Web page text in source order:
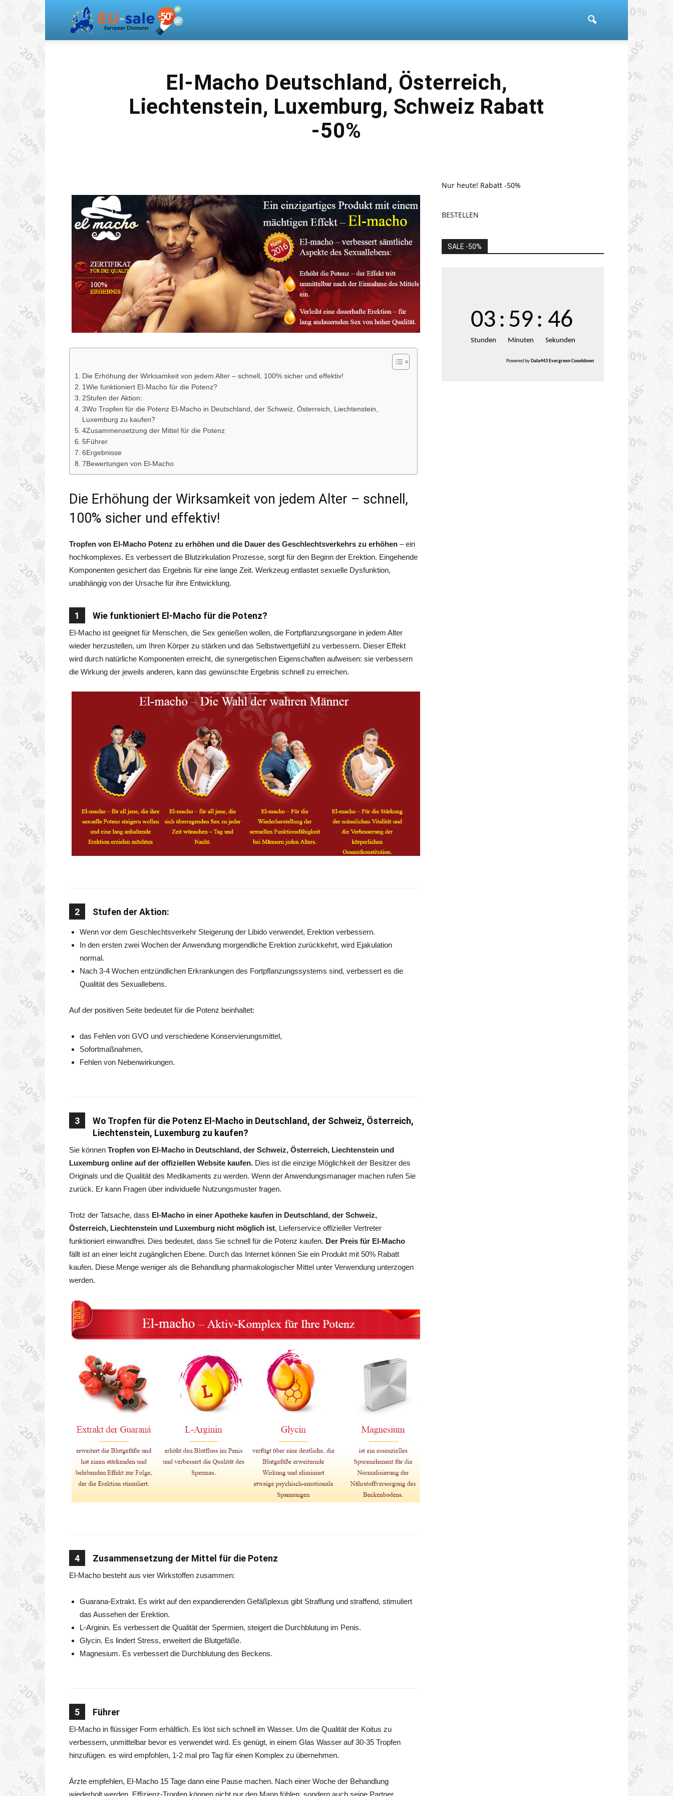
El-Macho Deutschland, Österreich,
Liechtenstein, Luxemburg, Schweiz Rabatt
-50%
Die Erhöhung der Wirksamkeit von jedem Alter – schnell, 100% sicher und effektiv!
1Wie funktioniert El-Macho für die Potenz?
2Stufen der Aktion:
3Wo Tropfen für die Potenz El-Macho in Deutschland, der Schweiz, Österreich, Liechtenstein,
Luxemburg zu kaufen?
4Zusammensetzung der Mittel für die Potenz
5Führer
6Ergebnisse
7Bewertungen von El-Macho
Die Erhöhung der Wirksamkeit von jedem Alter – schnell,
100% sicher und effektiv!
Tropfen von El-Macho Potenz zu erhöhen und die Dauer des Geschlechtsverkehrs zu erhöhen – ein
hochkomplexes. Es verbessert die Blutzirkulation Prozesse, sorgt für den Beginn der Erektion. Eingehende
Komponenten gesichert das Ergebnis für eine lange Zeit. Werkzeug entlastet sexuelle Dysfunktion,
unabhängig von der Ursache für ihre Entwicklung.
1 Wie funktioniert El-Macho für die Potenz?
El-Macho ist geeignet für Menschen, die Sex genießen wollen, die Fortpflanzungsorgane in jedem Alter
wieder herzustellen, um Ihren Körper zu stärken und das Selbstwertgefühl zu verbessern. Dieser Effekt
wird durch natürliche Komponenten erreicht, die synergetischen Eigenschaften aufweisen: sie verbessern
die Wirkung der jeweils anderen, kann das gewünschte Ergebnis schnell zu erreichen.
2 Stufen der Aktion:
Wenn vor dem Geschlechtsverkehr Steigerung der Libido verwendet, Erektion verbessern.
In den ersten zwei Wochen der Anwendung morgendliche Erektion zurückkehrt, wird Ejakulation
normal.
Nach 3-4 Wochen entzündlichen Erkrankungen des Fortpflanzungssystems sind, verbessert es die
Qualität des Sexuallebens.
Auf der positiven Seite bedeutet für die Potenz beinhaltet:
das Fehlen von GVO und verschiedene Konservierungsmittel,
Sofortmaßnahmen,
Fehlen von Nebenwirkungen.
3
Wo Tropfen für die Potenz El-Macho in Deutschland, der Schweiz, Österreich,
Liechtenstein, Luxemburg zu kaufen?
Sie können Tropfen von El-Macho in Deutschland, der Schweiz, Österreich, Liechtenstein und
Luxemburg online auf der offiziellen Website kaufen. Dies ist die einzige Möglichkeit der Besitzer des
Originals und die Qualität des Medikaments zu werden. Wenn der Anwendungsmanager machen rufen Sie
zurück. Er kann Fragen über individuelle Nutzungsmuster fragen.
Trotz der Tatsache, dass El-Macho in einer Apotheke kaufen in Deutschland, der Schweiz,
Österreich, Liechtenstein und Luxemburg nicht möglich ist, Lieferservice offizieller Vertreter
funktioniert einwandfrei. Dies bedeutet, dass Sie schnell für die Potenz kaufen. Der Preis für El-Macho
fällt ist an einer leicht zugänglichen Ebene. Durch das Internet können Sie ein Produkt mit 50% Rabatt
kaufen. Diese Menge weniger als die Behandlung pharmakologischer Mittel unter Verwendung unterzogen
werden.
4 Zusammensetzung der Mittel für die Potenz
El-Macho besteht aus vier Wirkstoffen zusammen:
Guarana-Extrakt. Es wirkt auf den expandierenden Gefäßplexus gibt Straffung und straffend, stimuliert
das Aussehen der Erektion.
L-Arginin. Es verbessert die Qualität der Spermien, steigert die Durchblutung im Penis.
Glycin. Es lindert Stress, erweitert die Blutgefäße.
Magnesium. Es verbessert die Durchblutung des Beckens.
5 Führer
El-Macho in flüssiger Form erhältlich. Es löst sich schnell im Wasser. Um die Qualität der Koitus zu
verbessern, unmittelbar bevor es verwendet wird. Es genügt, in einem Glas Wasser auf 30-35 Tropfen
hinzufügen. es wird empfohlen, 1-2 mal pro Tag für einen Komplex zu übernehmen.
Ärzte empfehlen, El-Macho 15 Tage dann eine Pause machen. Nach einer Woche der Behandlung
wiederholt werden. Effizienz-Tropfen können nicht nur den Mann fühlen, sondern auch seine Partner.
Nur heute! Rabatt -50%
BESTELLEN
SALE -50%
03
Stunden
: 59
Minuten
: 45
Sekunden
Powered by Data443 Evergreen Countdown